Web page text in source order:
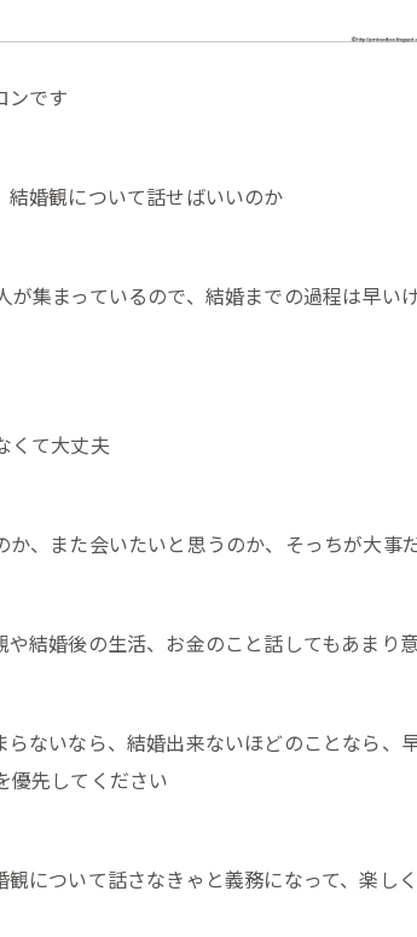
ンです
婚観について話せばいいのか
集まっているので、結婚までの過程は早い
くて大丈夫
、また会いたいと思うのか、そっちが大事
結婚後の生活、お金のこと話してもあまり
ないなら、結婚出来ないほどのことなら、
優先してください
について話さなきゃと義務になって、楽し